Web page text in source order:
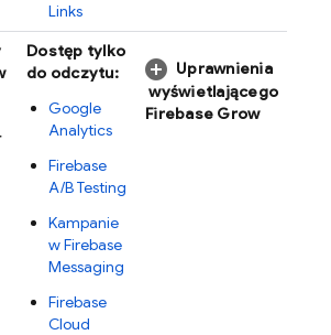
Links
Dostęp tylko
do odczytu:
Google
Analytics
Firebase
A/B Testing
Kampanie
w Firebase
Messaging
Firebase
Cloud
Uprawnienia
wyświetlającego
Firebase Grow